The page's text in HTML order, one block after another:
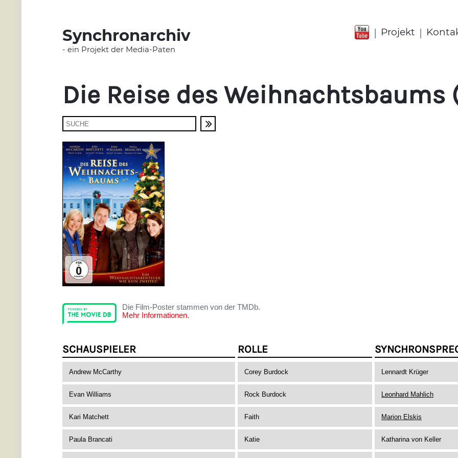
Synchronarchiv
- ein Projekt der Media-Paten
| Projekt |
Die Reise des Weihnachtsbaums
Die Film-Poster stammen von der TMDb.
Mehr Informationen.
SCHAUSPIELER ROLLE
Andrew McCarthy Corey Burdock Lennardt Krüger
Evan Williams Rock Burdock Leonhard Mahlich
Kari Matchett Faith Marion Elskis
Paula Brancati Katie Katharina von Keller